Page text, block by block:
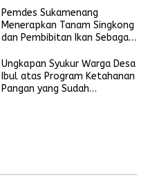
Pemdes Sukamenang
Menerapkan Tanam Singkong
dan Pembibitan Ikan Sebagai
Desa
Ungkapan Syukur Warga Desa
Ibul atas Program Ketahanan
Pangan yang Sudah